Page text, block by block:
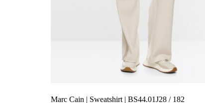
Marc Cain | Sweatshirt | BS44.01J28 / 182